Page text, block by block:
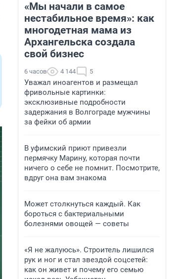
«Мы начали в самое
нестабильное время»: как
многодетная мама из
Архангельска создала
свой бизнес
6 часов 4 144 5
Уважал иноагентов и размещал
фривольные картинки:
эксклюзивные подробности
задержания в Волгограде мужчины
за фейки об армии
В уфимский приют привезли
пермячку Марину, которая почти
ничего о себе не помнит. Посмотрите,
вдруг она вам знакома
Может столкнуться каждый. Как
бороться с бактериальными
болезнями овощей — советы
«Я не жалуюсь». Строитель лишился
рук и ног и стал звездой соцсетей:
как он живет и почему его семью